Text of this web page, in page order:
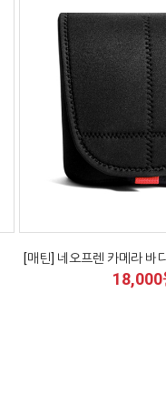
[매틴] 네오프렌 카메라 바
18,000